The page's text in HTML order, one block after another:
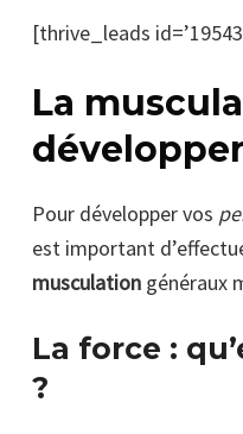
[thrive_leads
La
Pour développer vos
est important
musculation généraux
La force :
?